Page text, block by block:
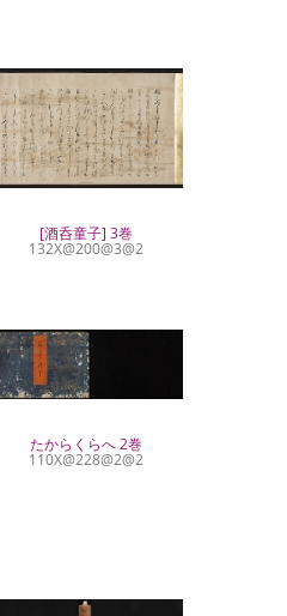
[酒呑童子] 3巻
132X@200@3@2
たからくらへ 2巻
110X@228@2@2